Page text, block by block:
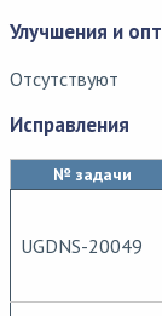
Улучшения и
Отсутствуют
Исправления
№ задачи
UGDNS-20049